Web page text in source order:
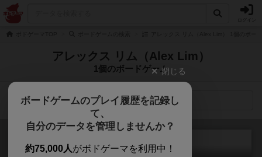
アレックス リム（Alex Lim）
1個のボードゲーム
検索メニュー
閉じる
ボードゲームのプレイ履歴を記録し
て、
自分のデータを管理しませんか？
約75,000人がボドゲーマを利用中！